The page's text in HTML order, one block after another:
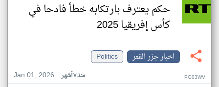
حكم يعترف بارتكابه خطأ فادحا في
كأس إفريقيا 2025
اخبار جزر القمر
Politics
Jan 01, 2026
منذ ٧ أشهر PG03WV